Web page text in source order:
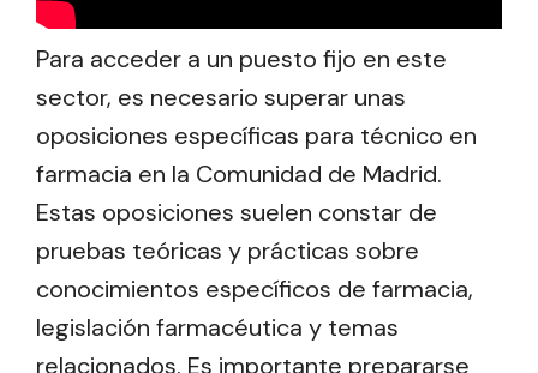
Para acceder a un puesto fijo en este
sector, es necesario superar unas
oposiciones específicas para técnico en
farmacia en la Comunidad de Madrid.
Estas oposiciones suelen constar de
pruebas teóricas y prácticas sobre
conocimientos específicos de farmacia,
legislación farmacéutica y temas
relacionados. Es importante prepararse